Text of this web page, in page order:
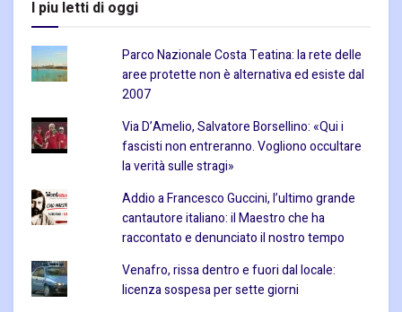
I piu letti di oggi
Parco Nazionale Costa Teatina: la rete delle
aree protette non è alternativa ed esiste dal
2007
Via D’Amelio, Salvatore Borsellino: «Qui i
fascisti non entreranno. Vogliono occultare
la verità sulle stragi»
Addio a Francesco Guccini, l’ultimo grande
cantautore italiano: il Maestro che ha
raccontato e denunciato il nostro tempo
Venafro, rissa dentro e fuori dal locale:
licenza sospesa per sette giorni